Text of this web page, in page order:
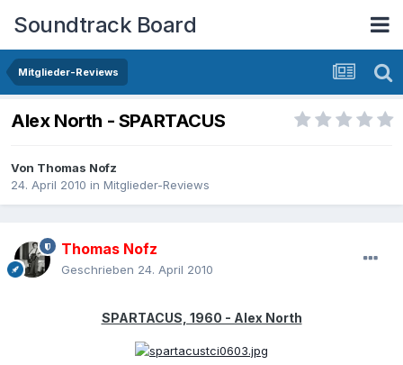
Soundtrack Board
Mitglieder-Reviews
Alex North - SPARTACUS
Von Thomas Nofz
24. April 2010 in Mitglieder-Reviews
Thomas Nofz
Geschrieben 24. April 2010
SPARTACUS, 1960 - Alex North